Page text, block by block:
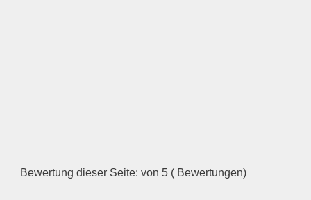
Bewertung dieser Seite: von 5 ( Bewertungen)